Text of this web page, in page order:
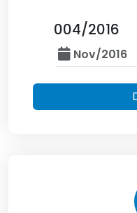
004/2016
Nov/2016